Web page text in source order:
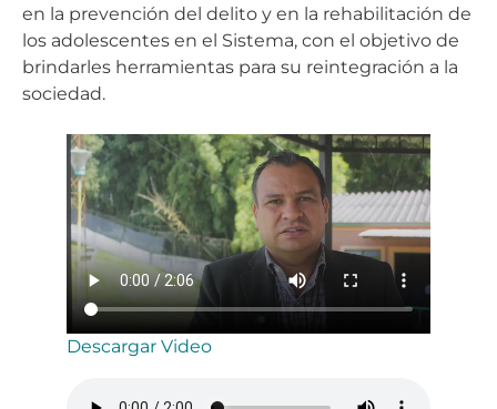
en la prevención del delito y en la rehabilitación de
los adolescentes en el Sistema, con el objetivo de
brindarles herramientas para su reintegración a la
sociedad.
Descargar Video